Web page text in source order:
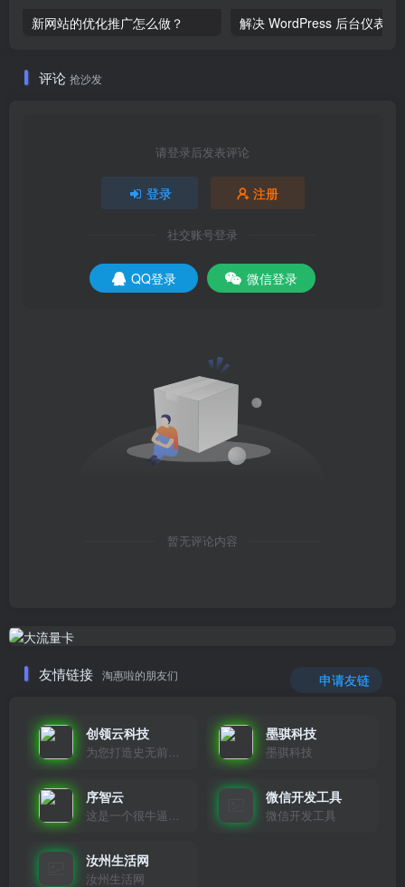
新网站的优化推广怎么做？
评论 抢沙发
请登录后发表评论
登录 注册
社交账号登录
QQ登录 微信登录
暂无评论内容
友情链接 淘惠啦的朋友们 申请友链
创领云科技
为您打造史无前例的应用产品带您认识新时代产品的创新
墨骐科技
墨骐科技
序智云
这是一个很牛逼的开发者，要开发找他准行！
微信开发工具
微信开发工具
汝州生活网
汝州生活网